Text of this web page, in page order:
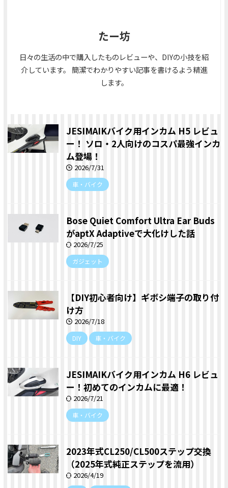
たー坊
日々の生活の中で購入したものレビューや、DIYの小技を紹
介しています。 簡潔でわかりやすい記事を書けるよう精進
します。
JESIMAIKバイク用インカム H5 レビュ
ー！ ソロ・2人向けのコスパ最強インカ
ム登場！
2026/7/31
車・バイク
Bose Quiet Comfort Ultra Ear Buds
がaptX Adaptiveで大化けした話
2026/7/25
ガジェット
【DIY初心者向け】ギボシ端子の取り付
け方
2026/7/18
DIY 車・バイク
JESIMAIKバイク用インカム H6 レビュ
ー！初めてのインカムに最適！
2026/7/21
車・バイク
2023年式CL250/CL500ステップ交換
（2025年式純正ステップを流用）
2026/4/19